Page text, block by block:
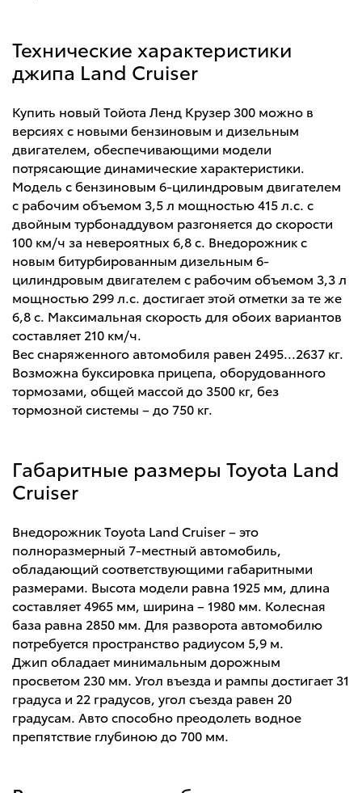
Технические характеристики
джипа Land Cruiser
Купить новый Тойота Ленд Крузер 300 можно в
версиях с новыми бензиновым и дизельным
двигателем, обеспечивающими модели
потрясающие динамические характеристики.
Модель с бензиновым 6-цилиндровым двигателем
с рабочим объемом 3,5 л мощностью 415 л.с. с
двойным турбонаддувом разгоняется до скорости
100 км/ч за невероятных 6,8 с. Внедорожник с
новым битурбированным дизельным 6-
цилиндровым двигателем с рабочим объемом 3,3 л
мощностью 299 л.с. достигает этой отметки за те же
6,8 с. Максимальная скорость для обоих вариантов
составляет 210 км/ч.
Вес снаряженного автомобиля равен 2495...2637 кг.
Возможна буксировка прицепа, оборудованного
тормозами, общей массой до 3500 кг, без
тормозной системы – до 750 кг.
Габаритные размеры Toyota Land
Cruiser
Внедорожник Toyota Land Cruiser – это
полноразмерный 7-местный автомобиль,
обладающий соответствующими габаритными
размерами. Высота модели равна 1925 мм, длина
составляет 4965 мм, ширина – 1980 мм. Колесная
база равна 2850 мм. Для разворота автомобилю
потребуется пространство радиусом 5,9 м.
Джип обладает минимальным дорожным
просветом 230 мм. Угол въезда и рампы достигает 31
градуса и 22 градусов, угол съезда равен 20
градусам. Авто способно преодолеть водное
препятствие глубиною до 700 мм.